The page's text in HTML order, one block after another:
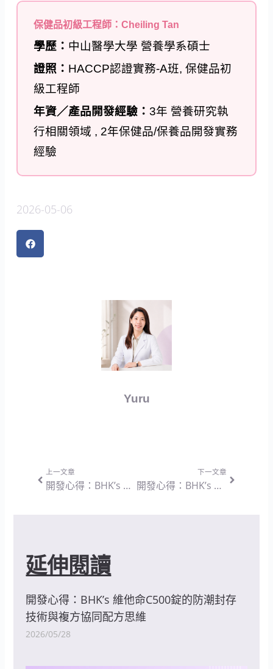
保健品初級工程師：Cheiling Tan
學歷： 中山醫學大學 營養學系碩士
證照： HACCP認證實務-A班, 保健品初
級工程師
年資／產品開發經驗：3年 營養研究執
行相關領域 , 2年保健品/保養品開發實務
經驗
2026-05-06
Yuru
上一文章
開發心得：BHK’s 酵母NMN喚采 素食膠囊 — 天然來源與複方協同的營養設計思維
下一文章
開發心得：BHK’s 蠶絲膠原蛋白粉 — 解決風味痛點與追求純淨吸收的配方設計思維
延伸閱讀
開發心得：BHK’s 維他命C500錠的防潮封存
技術與複方協同配方思維
2026/05/28